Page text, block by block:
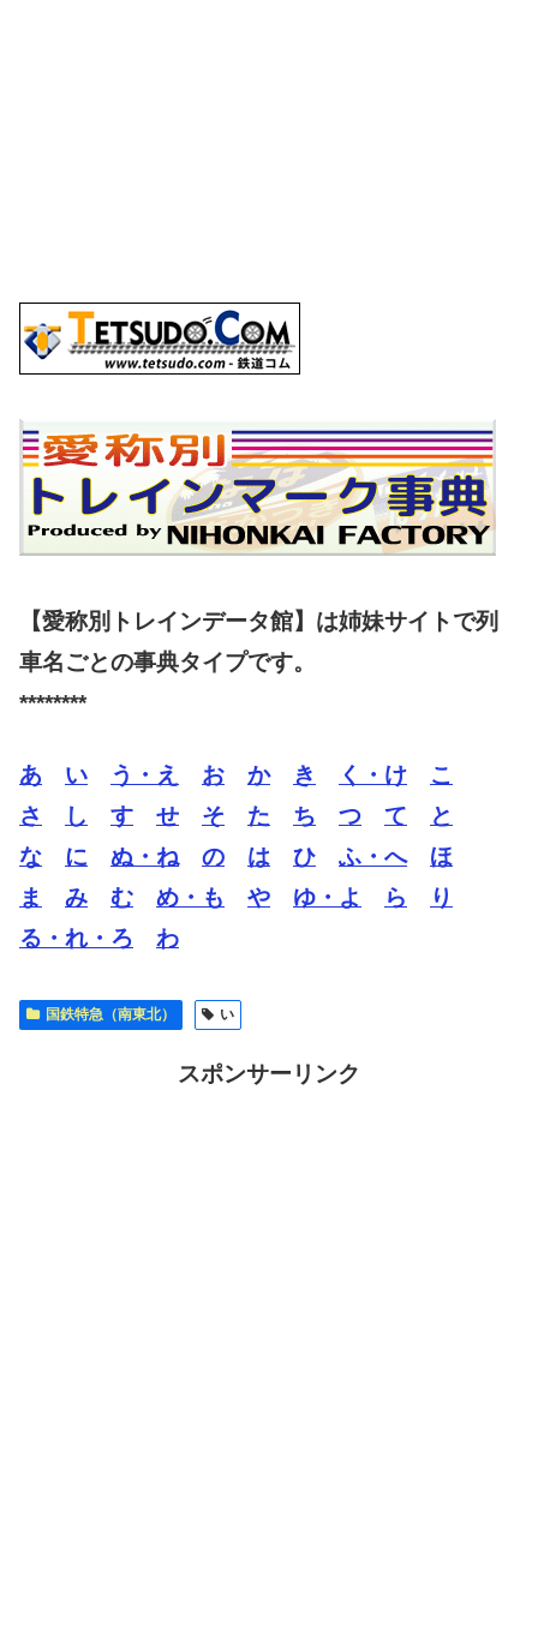
【愛称別トレインデータ館】は姉妹サイトで列
車名ごとの事典タイプです。
********
あ い う・え お か き く・け
こ
さ
し す せ そ た ち つ て
と
な
に ぬ・ね の は ひ ふ・へ
ほ
ま
み む め・も や ゆ・よ ら
り
る・れ・ろ
わ
国鉄特急（南東北） い
スポンサーリンク